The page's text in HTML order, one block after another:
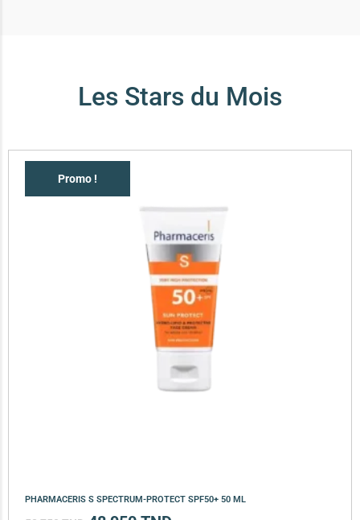
Les Stars du Mois
Promo !
PHARMACERIS S SPECTRUM-PROTECT SPF50+ 50 ML